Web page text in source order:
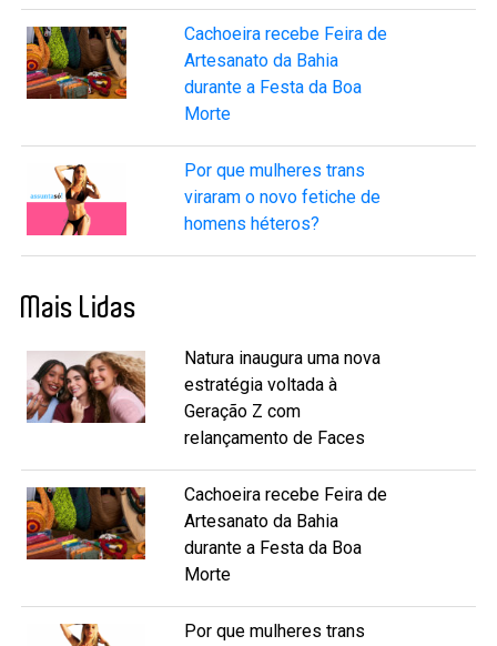
Cachoeira recebe Feira de
Artesanato da Bahia
durante a Festa da Boa
Morte
Por que mulheres trans
viraram o novo fetiche de
homens héteros?
Mais Lidas
Natura inaugura uma nova
estratégia voltada à
Geração Z com
relançamento de Faces
Cachoeira recebe Feira de
Artesanato da Bahia
durante a Festa da Boa
Morte
Por que mulheres trans